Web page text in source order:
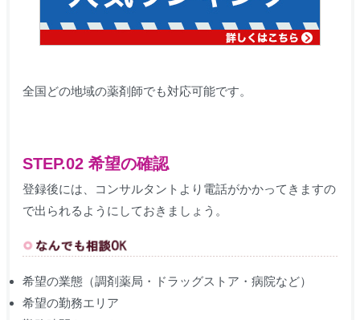
全国どの地域の薬剤師でも対応可能です。
STEP.02 希望の確認
登録後には、コンサルタントより電話がかかってきますの
で出られるようにしておきましょう。
希望の業態（調剤薬局・ドラッグストア・病院など）
希望の勤務エリア